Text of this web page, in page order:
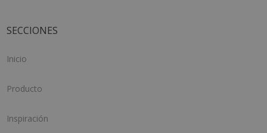
SECCIONES
Inicio
Producto
Inspiración